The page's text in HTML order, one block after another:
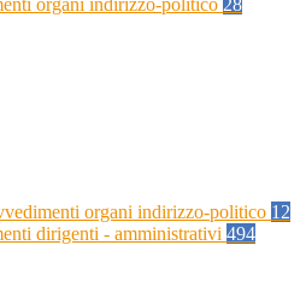
organi indirizzo-politico 28
organi indirizzo-politico 12
dirigenti - amministrativi 494